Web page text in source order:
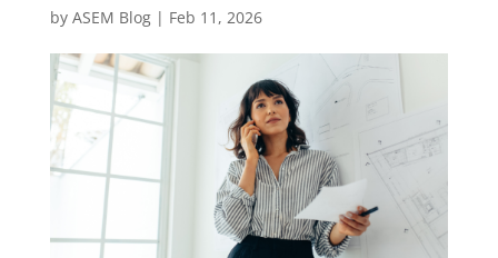
by ASEM Blog| Feb 11, 2026